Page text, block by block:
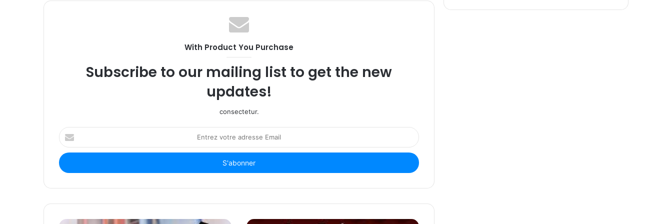
With Product You Purchase
Subscribe to our mailing list to get the new
updates!
consectetur.
Entrez
votre
adresse
Email